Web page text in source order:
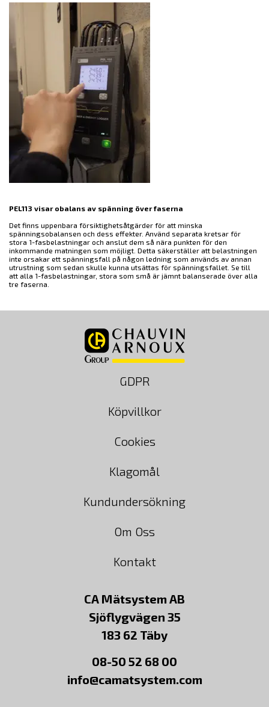
PEL113 visar obalans av spänning över faserna
Det finns uppenbara försiktighetsåtgärder för att minska
spänningsobalansen och dess effekter. Använd separata kretsar för
stora 1-fasbelastningar och anslut dem så nära punkten för den
inkommande matningen som möjligt. Detta säkerställer att belastningen
inte orsakar ett spänningsfall på någon ledning som används av annan
utrustning som sedan skulle kunna utsättas för spänningsfallet. Se till
att alla 1-fasbelastningar, stora som små är jämnt balanserade över alla
tre faserna.
GDPR
Köpvillkor
Cookies
Klagomål
Kundundersökning
Om Oss
Kontakt
CA Mätsystem AB
Sjöflygvägen 35
183 62 Täby
08-50 52 68 00
info@camatsystem.com